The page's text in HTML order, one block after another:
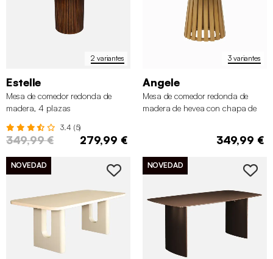
2 variantes
Estelle
Mesa de comedor redonda de
madera, 4 plazas
3.4 (5)
349,99 € 279,99 €
3 variantes
Angele
Mesa de comedor redonda de
madera de hevea con chapa de
349,99 €
NOVEDAD NOVEDAD